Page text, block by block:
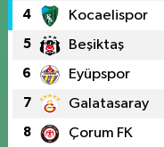
4 Kocaelispor
5 Beşiktaş
6 Eyüpspor
7 Galatasaray
8 Çorum FK